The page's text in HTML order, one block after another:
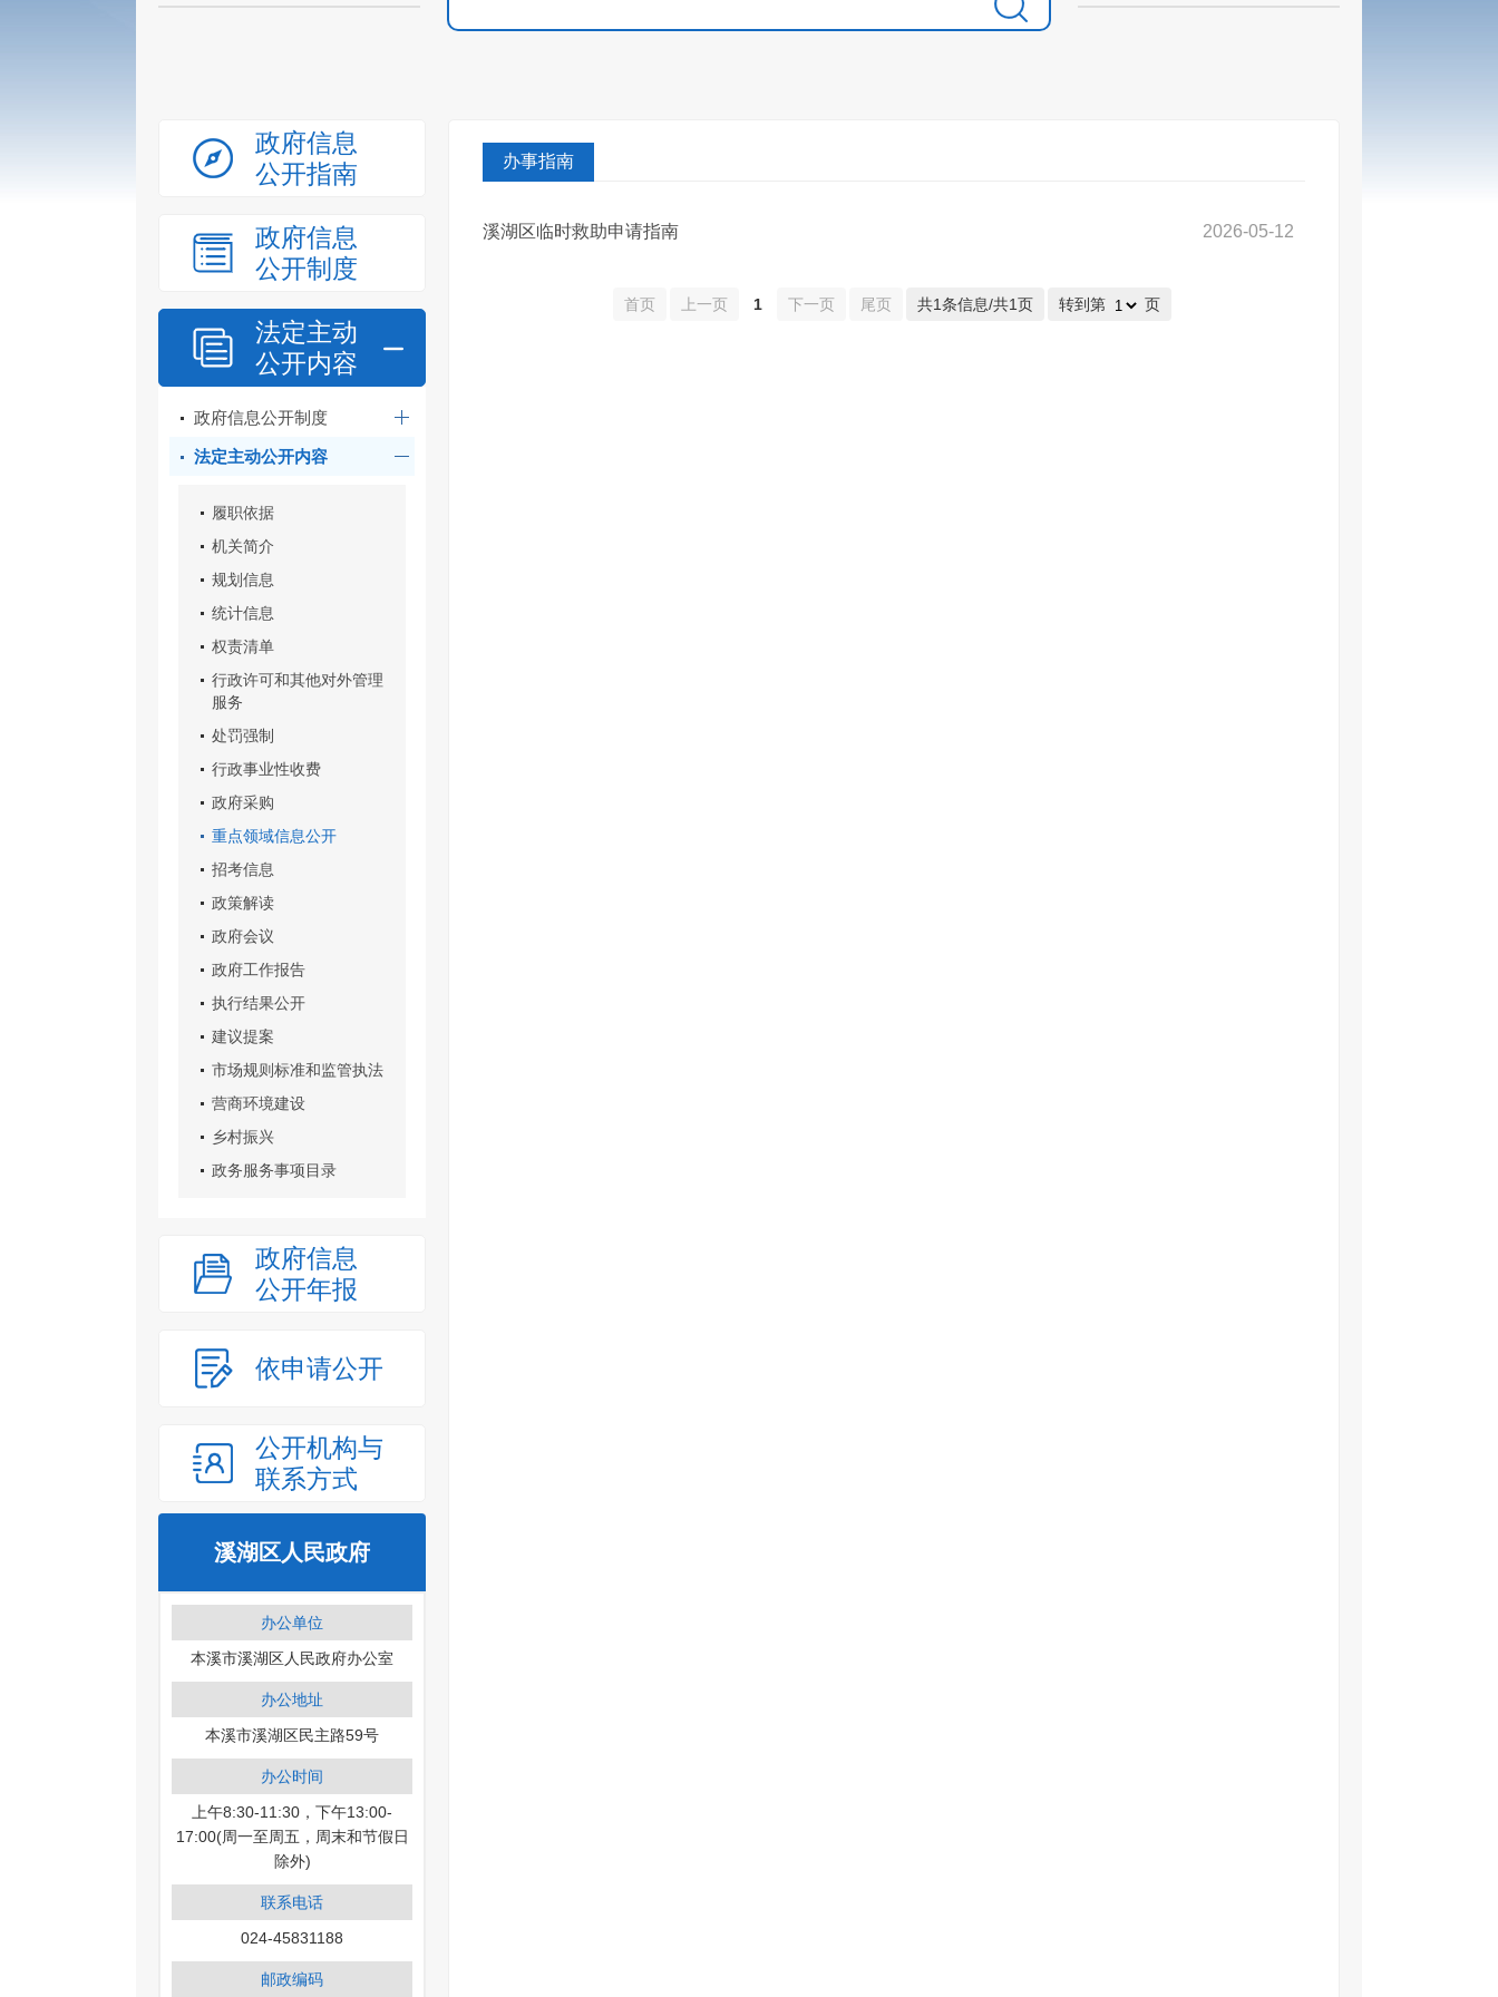
政府信息
公开指南
政府信息
公开制度
法定主动
公开内容
政府信息公开制度
法定主动公开内容
履职依据
机关简介
规划信息
统计信息
权责清单
行政许可和其他对外管理
服务
处罚强制
行政事业性收费
政府采购
重点领域信息公开
招考信息
政策解读
政府会议
政府工作报告
执行结果公开
建议提案
市场规则标准和监管执法
营商环境建设
乡村振兴
政务服务事项目录
政府信息
公开年报
依申请公开
公开机构与
联系方式
溪湖区人民政府
办公单位
本溪市溪湖区人民政府办公室
办公地址
本溪市溪湖区民主路59号
办公时间
上午8:30-11:30，下午13:00-
17:00(周一至周五，周末和节假日
除外)
联系电话
024-45831188
邮政编码
办事指南
2026-05-12
溪湖区临时救助申请指南
首页 上一页 1 下一页 尾页 共1条信息/共1页 转到第 页